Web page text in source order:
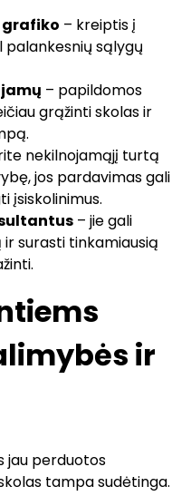
grafiko – kreiptis į
sąlygų
– papildomos
grąžinti skolas ir
nekilnojamąjį turtą
jos pardavimas gali
įsiskolinimus.
– jie gali
surasti tinkamiausią
ir
jau perduotos
tampa sudėtinga.